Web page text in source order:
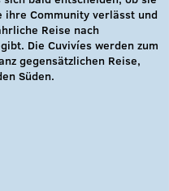
ihre Community verlässt und
Reise nach
Die Cuvivíes werden zum
gegensätzlichen Reise,
Süden.